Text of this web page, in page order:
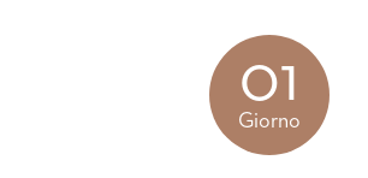
01
Giorno